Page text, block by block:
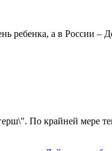
а в России –
По крайней мере